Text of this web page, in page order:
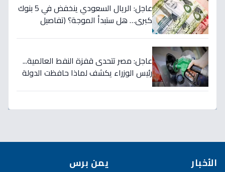
عاجل: الريال السعودي ينخفض في 5 بنوك
كبرى… هل ستبدأ الموجة؟ (تفاصيل
عاجل: مصر تتحدى قفزة النفط العالمية...
رئيس الوزراء يكشف لماذا حافظت الدولة
الأخبار يمن برس